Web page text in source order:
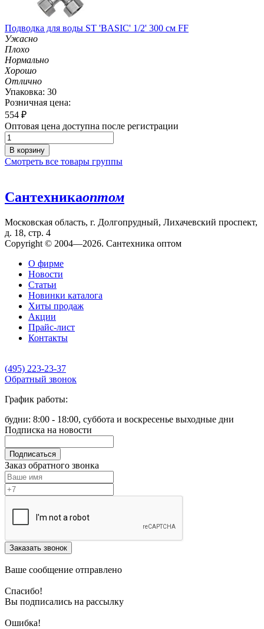
Подводка для воды ST 'BASIC' 1/2' 300 см FF
Ужасно
Плохо
Нормально
Хорошо
Отлично
Упаковка: 30
Розничная цена:
554 ₽
Оптовая цена доступна после регистрации
В корзину
Смотреть все товары группы
Сантехникаоптом
Московская область, г. Долгопрудный, Лихачевский проспект,
д. 18, стр. 4
Copyright © 2004—2026. Сантехника оптом
О фирме
Новости
Статьи
Новинки каталога
Хиты продаж
Акции
Прайс-лист
Контакты
(495) 223-23-37
Обратный звонок
График работы:
будни: 8:00 - 18:00, суббота и воскресенье выходные дни
Подписка на новости
Подписаться
Заказ обратного звонка
Заказать звонок
Ваше сообщение отправлено
Спасибо!
Вы подписались на рассылку
Ошибка!